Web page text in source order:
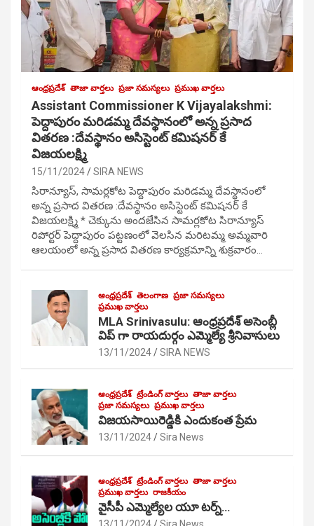
ఆంధ్రప్రదేశ్ తాజా వార్తలు ప్రజా సమస్యలు ప్రముఖ వార్తలు
Assistant Commissioner K Vijayalakshmi:
పెద్దాపురం మరిడమ్మ దేవస్థానంలో అన్న ప్రసాద
వితరణ :దేవస్థానం అసిస్టెంట్ కమిషనర్ కే
విజయలక్ష్మి
15/11/2024 SIRA NEWS
సిరాన్యూస్, సామర్లకోట పెద్దాపురం మరిడమ్మ దేవస్థానంలో
అన్న ప్రసాద వితరణ :దేవస్థానం అసిస్టెంట్ కమిషనర్ కే
విజయలక్ష్మి * చెక్కును అందజేసిన సామర్లకోట సిరాన్యూస్
రిపోర్టర్ పెద్దాపురం పట్టణంలో వెలసిన మరిటమ్మ అమ్మవారి
ఆలయంలో అన్న ప్రసాద వితరణ కార్యక్రమాన్ని శుక్రవారం…
ఆంధ్రప్రదేశ్ తెలంగాణ ప్రజా సమస్యలు
ప్రముఖ వార్తలు
MLA Srinivasulu: ఆంధ్రప్రదేశ్ అసెంబ్లీ
విప్ గా రాయదుర్గం ఎమ్మెల్యే శ్రీనివాసులు
13/11/2024 SIRA NEWS
ఆంధ్రప్రదేశ్ ట్రేండింగ్ వార్తలు తాజా వార్తలు
ప్రజా సమస్యలు ప్రముఖ వార్తలు
విజయసాయిరెడ్డికి ఎందుకంత ప్రేమ
13/11/2024 Sira News
ఆంధ్రప్రదేశ్ ట్రేండింగ్ వార్తలు తాజా వార్తలు
ప్రముఖ వార్తలు రాజకీయం
వైసీపీ ఎమ్మెల్యేల యూ టర్న్…